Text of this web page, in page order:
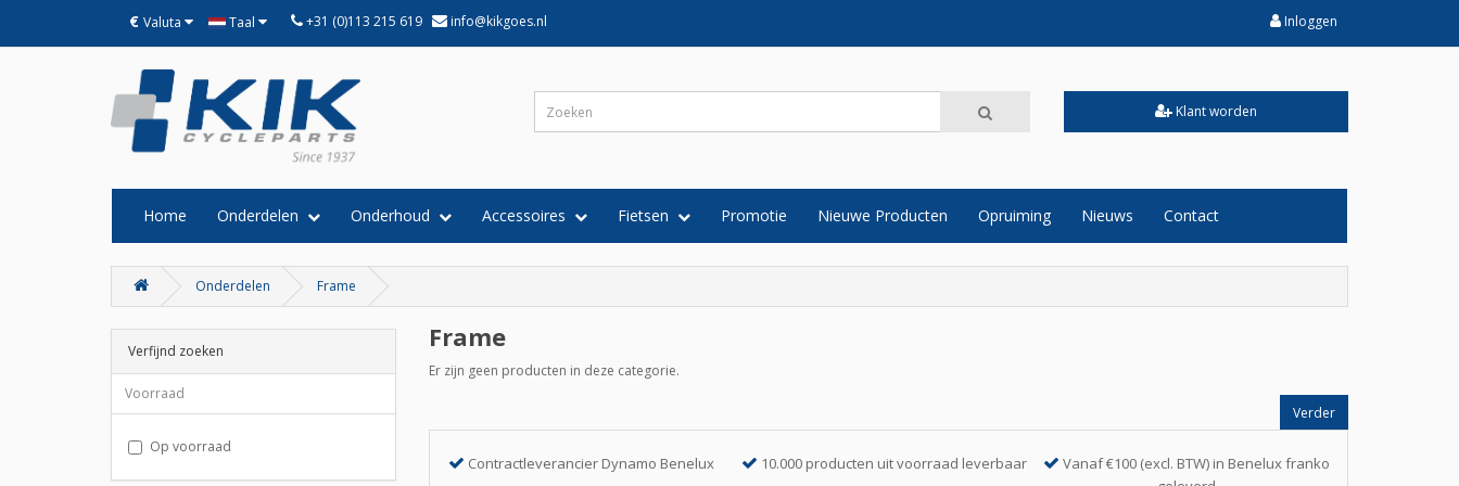
€ Valuta Taal +31 (0)113 215 619 info@kikgoes.nl Inloggen
Klant worden
Home Onderdelen Onderhoud Accessoires Fietsen Promotie Nieuwe Producten Opruiming Nieuws Contact
Onderdelen Frame
Verfijnd zoeken
Voorraad
Op voorraad
Frame
Er zijn geen producten in deze categorie.
Verder
Contractleverancier Dynamo Benelux 10.000 producten uit voorraad leverbaar
Vanaf €100 (excl. BTW) in Benelux franko